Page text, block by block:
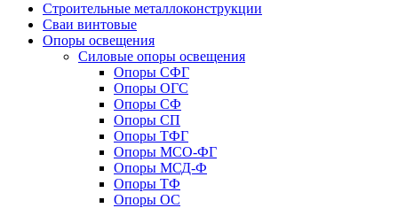
Строительные металлоконструкции
Сваи винтовые
Опоры освещения
Силовые опоры освещения
Опоры СФГ
Опоры ОГС
Опоры СФ
Опоры СП
Опоры ТФГ
Опоры МСО-ФГ
Опоры МСД-Ф
Опоры ТФ
Опоры ОС